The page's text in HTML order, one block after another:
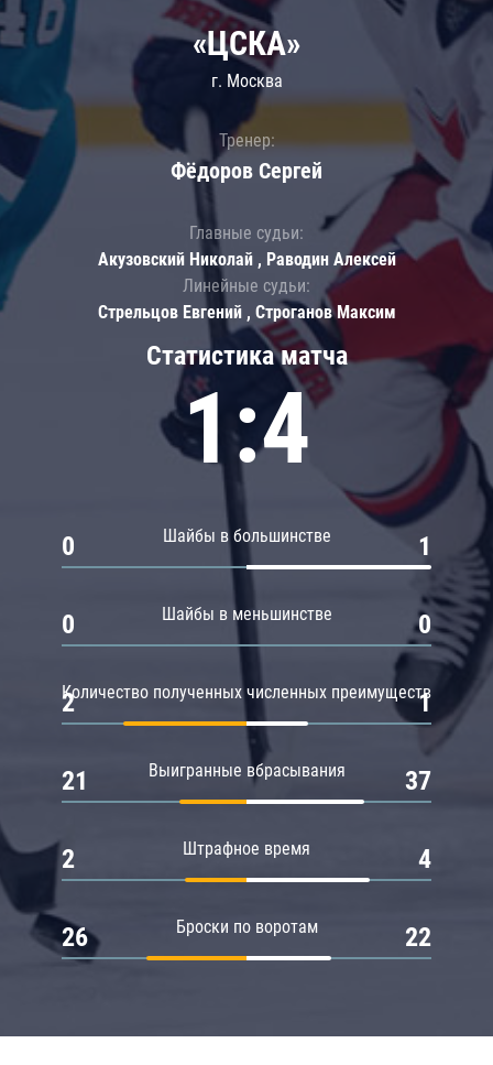
Статистика матча
1:4
Шайбы в большинстве
0 1
Шайбы в меньшинстве
0 0
Количество полученных численных преимуществ
2 1
Выигранные вбрасывания
21 37
Штрафное время
2 4
Броски по воротам
26 22
«ЦСКА»
г. Москва
Тренер:
Фёдоров Сергей
Главные судьи:
Акузовский Николай , Раводин Алексей
Линейные судьи:
Стрельцов Евгений , Строганов Максим